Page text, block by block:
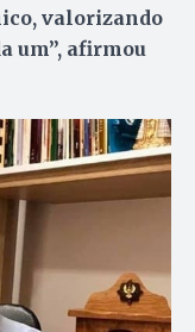
valorizando
um”, afirmou